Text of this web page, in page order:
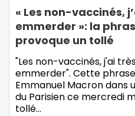
« Les non-vaccinés,
emmerder »: la
provoque un tollé
"Les non-vaccinés, j'ai
emmerder". Cette
Emmanuel Macron dans
du Parisien ce mercredi
tollé…